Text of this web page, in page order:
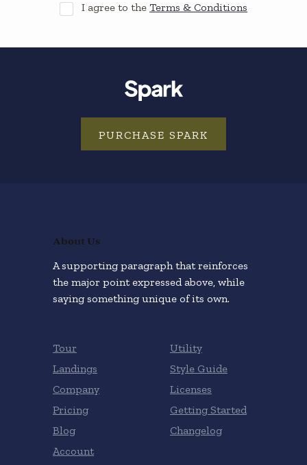
I agree to the Terms & Conditions
PURCHASE SPARK
About Us
A supporting paragraph that reinforces
the major point expressed above, while
saying something unique of its own.
Tour
Landings
Company
Pricing
Blog
Account
Utility
Style Guide
Licenses
Getting Started
Changelog